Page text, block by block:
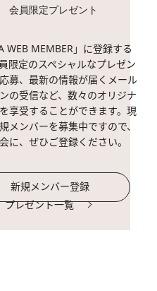
た原案と通ずるものがある
会員限定プレゼント
WEB MEMBER」に登録する
限定のスペシャルなプレゼン
募、最新の情報が届くメール
の受信など、数々のオリジナ
享受することができます。現
メンバーを募集中ですので、
に、ぜひご登録ください。
新規メンバー登録
プレゼント一覧